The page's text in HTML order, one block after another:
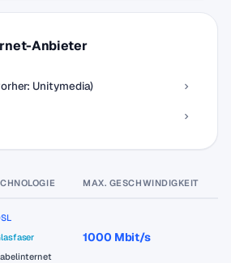
Anbieter
Unitymedia)
MAX. GESCHWINDIGKEIT
1000 Mbit/s